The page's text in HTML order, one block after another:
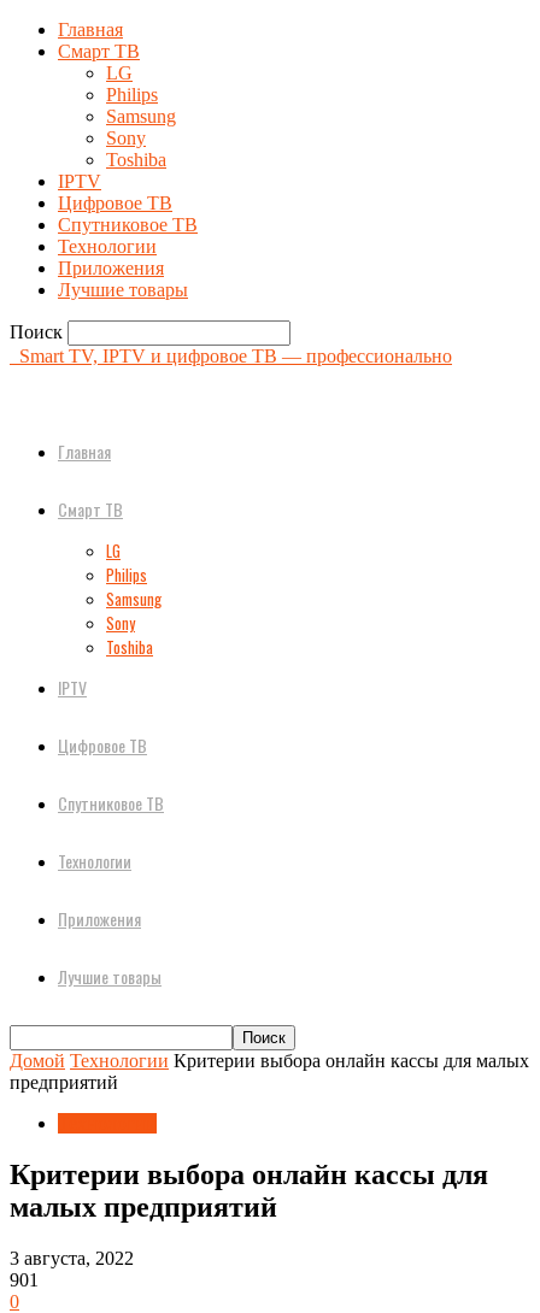
Главная
Смарт ТВ
LG
Philips
Samsung
Sony
Toshiba
IPTV
Цифровое ТВ
Спутниковое ТВ
Технологии
Приложения
Лучшие товары
Поиск
Smart TV, IPTV и цифровое ТВ — профессионально
Главная
Смарт ТВ
LG
Philips
Samsung
Sony
Toshiba
IPTV
Цифровое ТВ
Спутниковое ТВ
Технологии
Приложения
Лучшие товары
Домой Технологии Критерии выбора онлайн кассы для малых
предприятий
Критерии выбора онлайн кассы для
малых предприятий
3 августа, 2022
901
0